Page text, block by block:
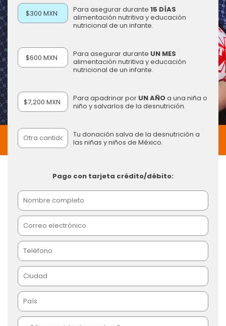
Solicita tu factura al correodonativos@oni.org.mxo comunícate al
33 3345 3180
$300 MXN Para asegurar durante 15 DÍAS
alimentación nutritiva y educación
nutricional de un infante.
$600 MXN Para asegurar durante UN MES
alimentación nutritiva y educación
nutricional de un infante.
$7,200 MXN Para apadrinar por UN AÑOa una niña o
niño y salvarlos de la desnutrición.
Tu donación salva de la desnutrición a
las niñas y niños de México.
Pago con tarjeta crédito/débito: